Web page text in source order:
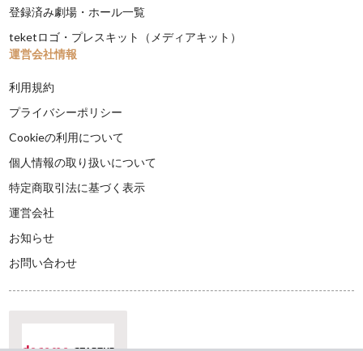
登録済み劇場・ホール一覧
teketロゴ・プレスキット（メディアキット）
運営会社情報
利用規約
プライバシーポリシー
Cookieの利用について
個人情報の取り扱いについて
特定商取引法に基づく表示
運営会社
お知らせ
お問い合わせ